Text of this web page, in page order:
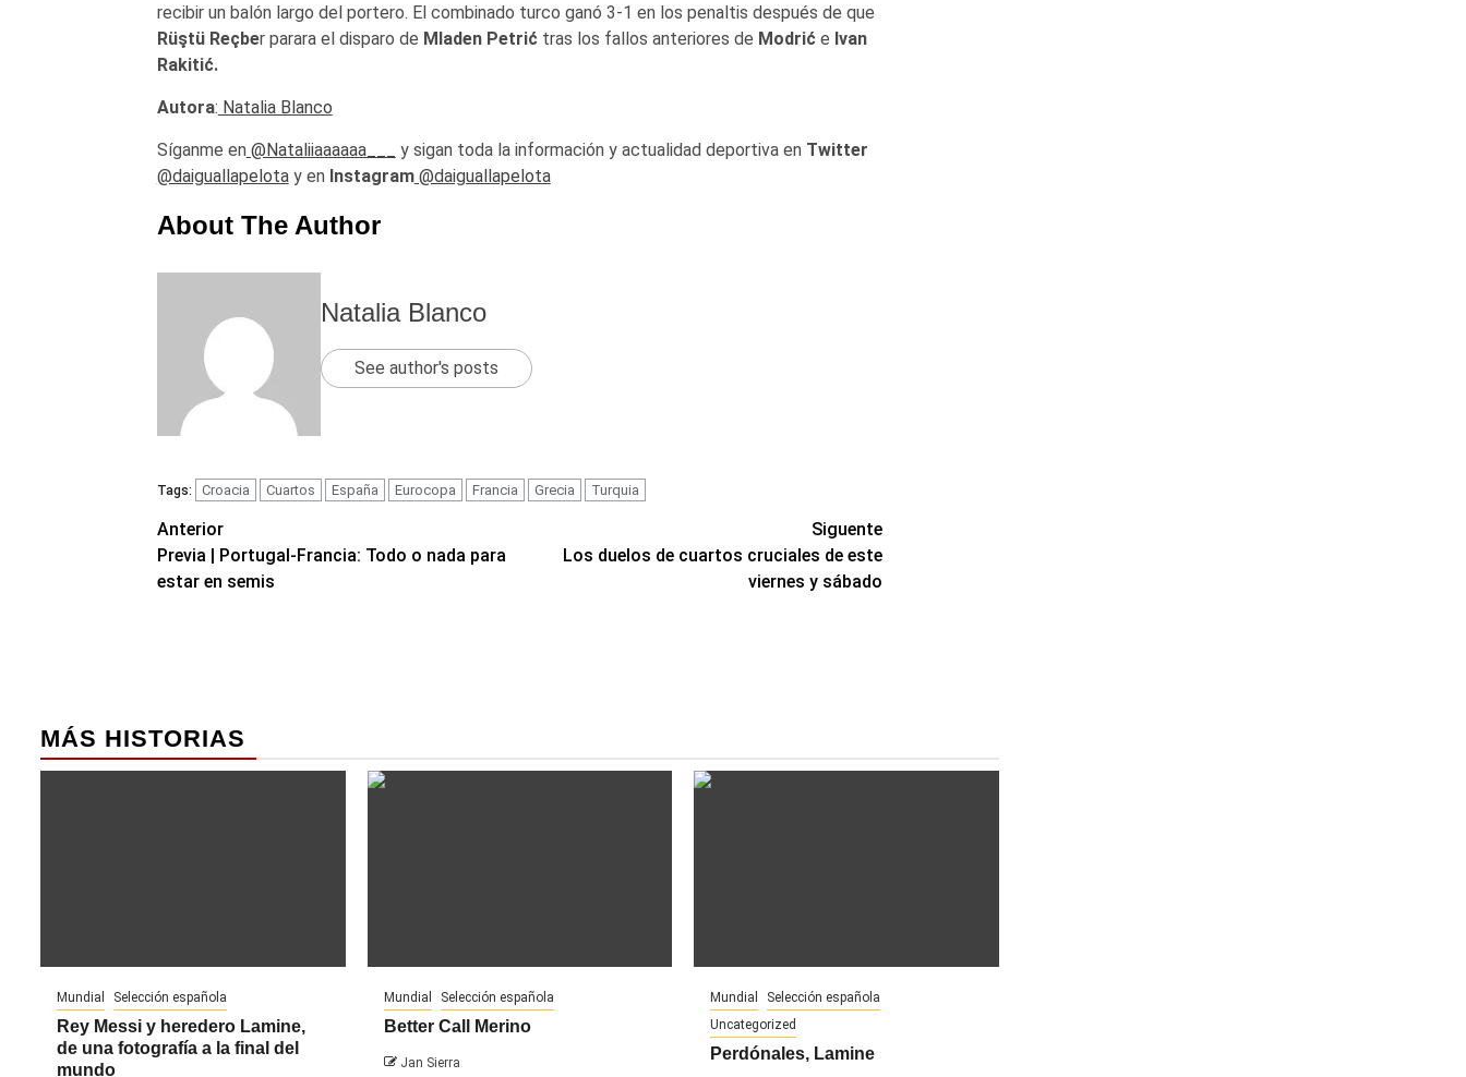
recibir un balón largo del portero. El combinado turco ganó 3-1 en los penaltis después de que
Rüştü Reçber parara el disparo de Mladen Petrić tras los fallos anteriores de Modrić e Ivan
Rakitić.
Autora: Natalia Blanco
Síganme en @Nataliiaaaaaa___ y sigan toda la información y actualidad deportiva en Twitter
@daiguallapelotay en Instagram@daiguallapelota
About The Author
Natalia Blanco
See author's posts
Tags: Croacia Cuartos España Eurocopa Francia Grecia Turquia
Navegación
de
Anterior
Previa | Portugal-Francia: Todo o nada para
estar en semis
Siguente
Los duelos de cuartos cruciales de este
viernes y sábado
MÁS HISTORIAS
Mundial Selección española
Rey Messi y heredero Lamine,
de una fotografía a la final del
mundo
Mundial Selección española
Better Call Merino
Jan Sierra
Mundial
Selección española
Uncategorized
Perdónales, Lamine